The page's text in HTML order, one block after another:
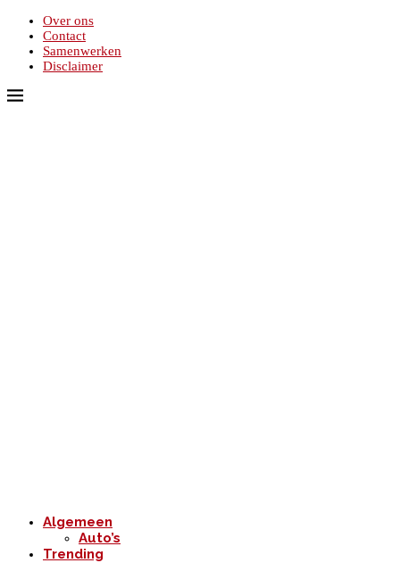
Over ons
Contact
Samenwerken
Disclaimer
Algemeen
Auto’s
Trending